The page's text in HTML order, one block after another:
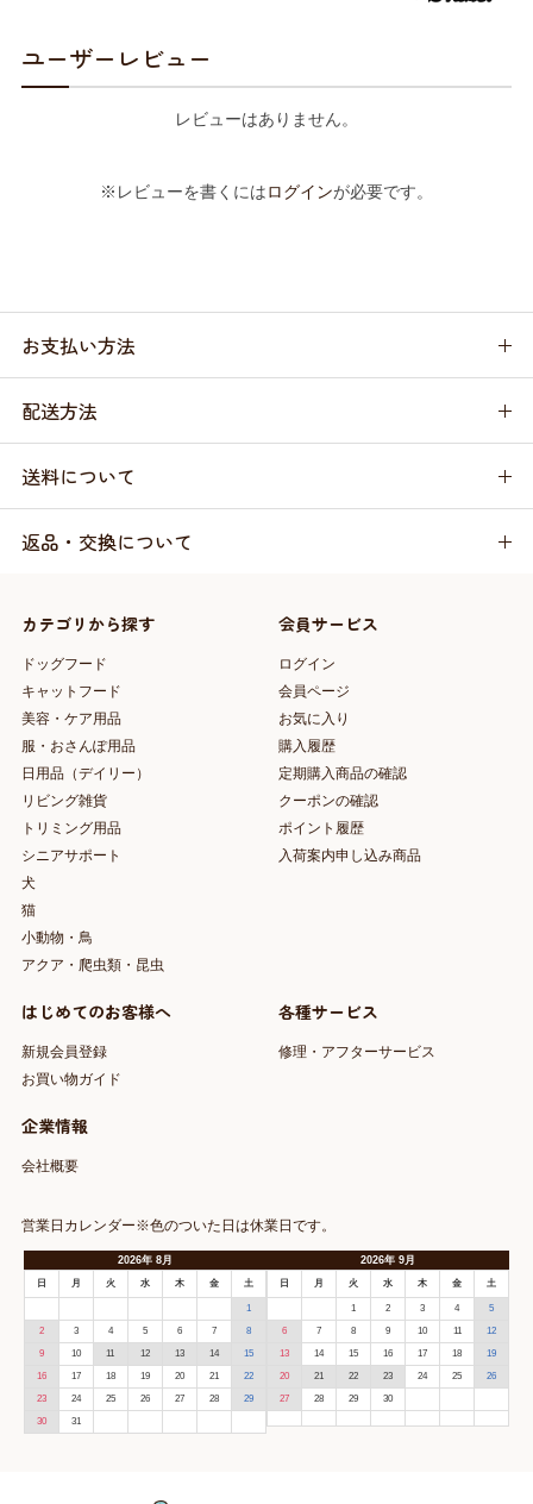
ユーザーレビュー
レビューはありません。
※レビューを書くにはログインが必要です。
お支払い方法
配送方法
送料について
返品・交換について
カテゴリから探す
ドッグフード
キャットフード
美容・ケア用品
服・おさんぽ用品
日用品（デイリー）
リビング雑貨
トリミング用品
シニアサポート
犬
猫
小動物・鳥
アクア・爬虫類・昆虫
会員サービス
ログイン
会員ページ
お気に入り
購入履歴
定期購入商品の確認
クーポンの確認
ポイント履歴
入荷案内申し込み商品
はじめてのお客様へ
新規会員登録
お買い物ガイド
各種サービス
修理・アフターサービス
企業情報
会社概要
営業日カレンダー※色のついた日は休業日です。
2026年 8月
日 月 火 水 木 金 土
1
2 3 4 5 6 7 8
9 10 11 12 13 14 15
16 17 18 19 20 21 22
23 24 25 26 27 28 29
30 31
2026年9月
日 月 火 水 木 金 土
1 2 3 4 5
6 7 8 9 10 11 12
13 14 15 16 17 18 19
20 21 22 23 24 25 26
27 28 29 30